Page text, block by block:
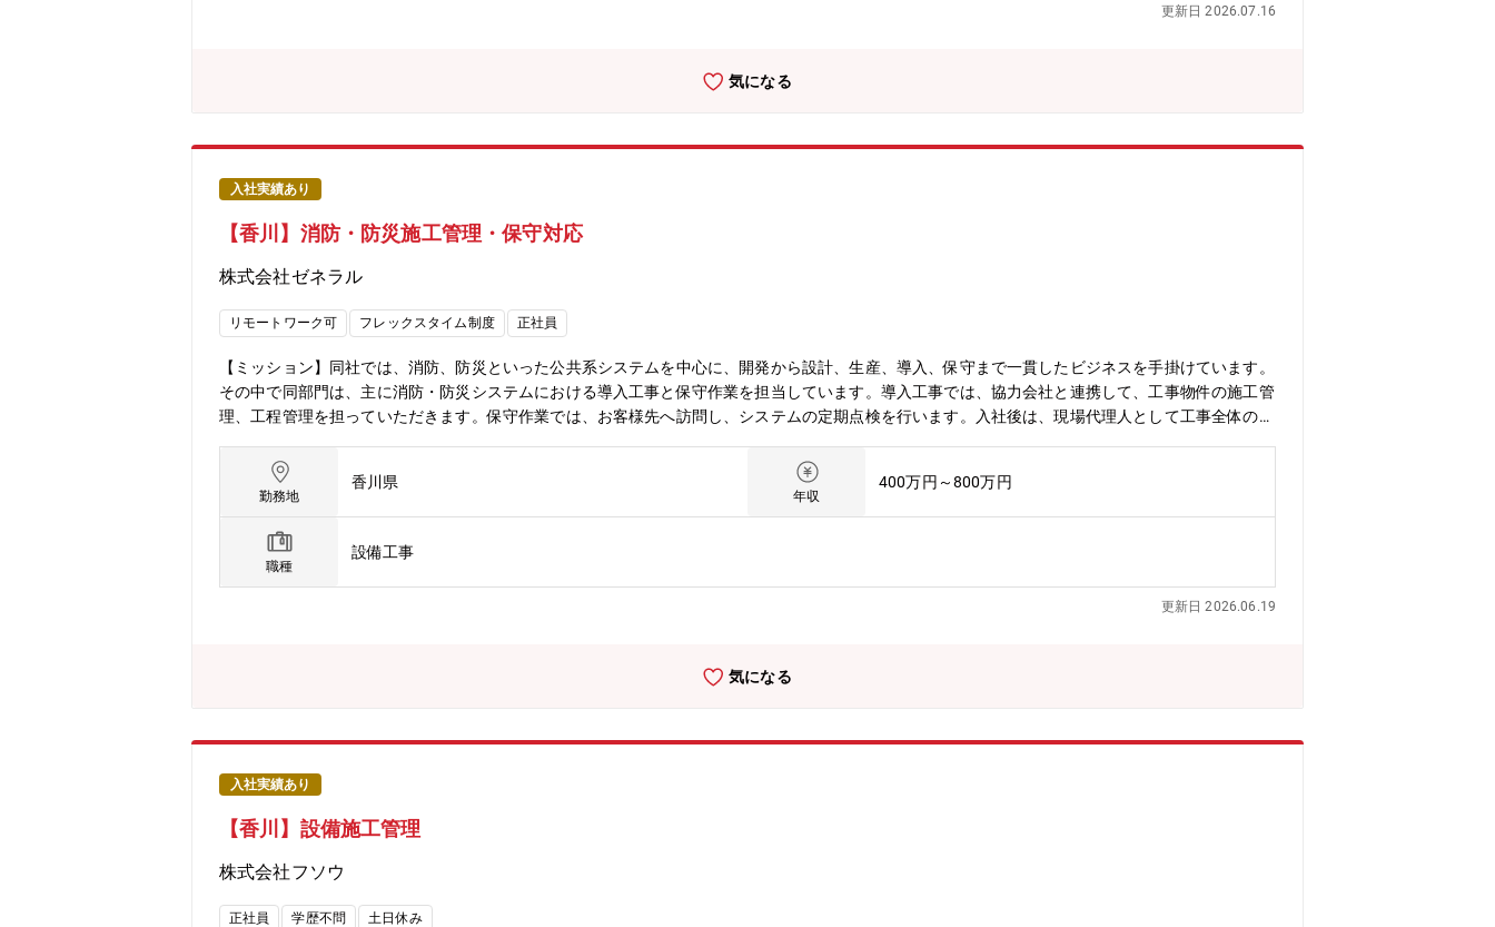
更新日 2026.07.16
気になる
入社実績あり
【香川】消防・防災施工管理・保守対応
株式会社ゼネラル
リモートワーク可 フレックスタイム制度 正社員
【ミッション】同社では、消防、防災といった公共系システムを中心に、開発から設計、生産、導入、保守まで一貫したビジネスを手掛けています。
その中で同部門は、主に消防・防災システムにおける導入工事と保守作業を担当しています。導入工事では、協力会社と連携して、工事物件の施工管
理、工程管理を担っていただきます。保守作業では、お客様先へ訪問し、システムの定期点検を行います。入社後は、現場代理人として工事全体の管
客対応、施工管理（安全、工程、品質、原価）、社内外の関係者との調整 各種ドキュメント作成等社内対応・預かり修理品管理・工事案件の原価計
算及び外注業者からの見積取得・売上ほか各種事務処理教育・若手社員及びパートナへの技術指導、研修会の実施【業務の魅力】近年地震や台風とい
った自然災害が増加・大規模化しているが、その脅威から住民の生命と財産を守る消防・防災の社会システムの重要度は益々高まっています。システ
ムの構築には最先端の技術が用いられおり、またシステム建設部は施工責任者として現場管理を行う部隊であり、システム運用開始時の達成感は非常
に大きいです。稼働中システムの保守対応についても、お客様より直接感謝のお言葉をいただくなど、非常にやりがいがある仕事です。【ポジショ
ン・立場、キャリアアップイメージ】拠点のメンバーとして施工、保守業務に従事いただき、他メンバ及びパートナと協力し組織として成果を挙げて
いただく。その後リーダとしてマネージャをサポートしチーム全体の業務管理や後輩の育成に従事いただく。また組織として各種公的資格の推進も行
柱同社は約半世紀の歴史を持つ空調機事業の他、情報通信システム事業、電子デバイス事業の3つの事業があり、安定したビジネス基盤を築いていま
勤務地
香川県
年収
400万円～800万円
職種
設備工事
更新日 2026.06.19
気になる
入社実績あり
【香川】設備施工管理
株式会社フソウ
正社員 学歴不問 土日休み